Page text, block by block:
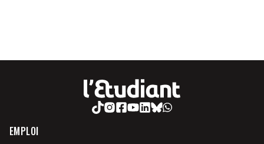
EMPLOI